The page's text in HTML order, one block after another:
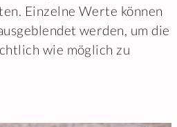
Einzelne Werte können
werden, um die
wie möglich zu